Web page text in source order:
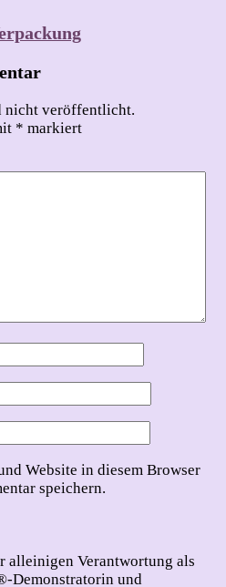
nicht veröffentlicht.
* markiert
Website in diesem Browser
speichern.
alleinigen Verantwortung als
Demonstratorin und